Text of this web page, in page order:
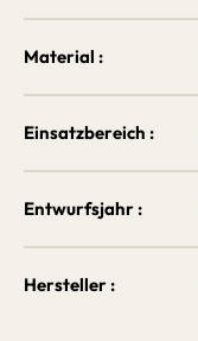
Material :
Einsatzbereich :
Entwurfsjahr :
Hersteller :